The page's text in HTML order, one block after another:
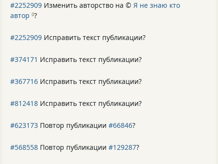
#2252909 Изменить авторство на © Я не знаю кто
автор 0?
#2252909 Исправить текст публикации?
#374171 Исправить текст публикации?
#367716 Исправить текст публикации?
#812418 Исправить текст публикации?
#623173 Повтор публикации #66846?
#568558 Повтор публикации #129287?